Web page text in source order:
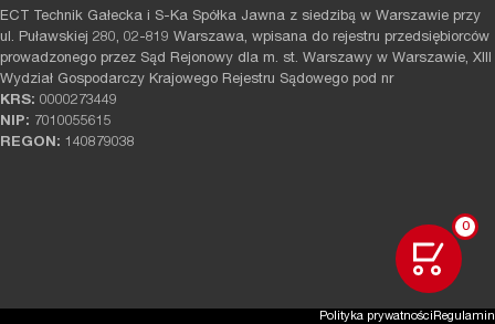
0
ECT Technik Gałecka i S-Ka Spółka Jawna z siedzibą w Warszawie przy
ul. Puławskiej 280, 02-819 Warszawa, wpisana do rejestru przedsiębiorców
prowadzonego przez Sąd Rejonowy dla m. st. Warszawy w Warszawie, XIII
Wydział Gospodarczy Krajowego Rejestru Sądowego pod nr
KRS: 0000273449
NIP: 7010055615
REGON: 140879038
Polityka prywatnościRegulamin